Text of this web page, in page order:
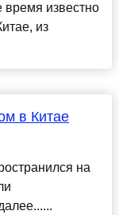
время известно
из
в Китае
на